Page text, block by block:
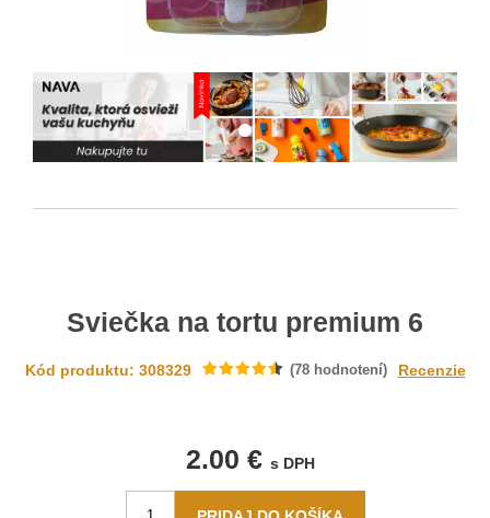
Sviečka na tortu premium 6
Kód produktu: 308329 (78hodnotení) Recenzie
2.00 € s DPH